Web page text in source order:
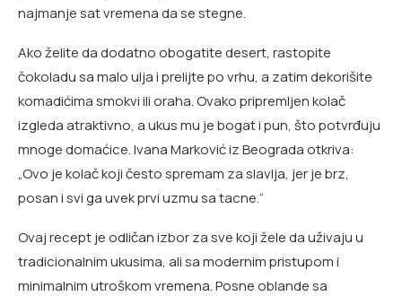
najmanje sat vremena da se stegne.
Ako želite da dodatno obogatite desert, rastopite
čokoladu sa malo ulja i prelijte po vrhu, a zatim dekorišite
komadićima smokvi ili oraha. Ovako pripremljen kolač
izgleda atraktivno, a ukus mu je bogat i pun, što potvrđuju
mnoge domaćice. Ivana Marković iz Beograda otkriva:
„Ovo je kolač koji često spremam za slavlja, jer je brz,
posan i svi ga uvek prvi uzmu sa tacne.“
Ovaj recept je odličan izbor za sve koji žele da uživaju u
tradicionalnim ukusima, ali sa modernim pristupom i
minimalnim utroškom vremena. Posne oblande sa